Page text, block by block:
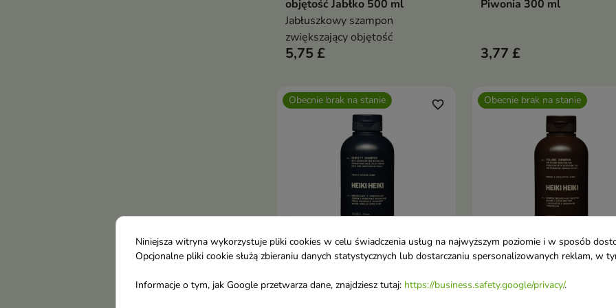
objętość Jabłko 500 ml
Jabłuszkowy szampon
zwiększający objętość
5,75 £
Piwonia 300 ml
3,77 £
Obecnie brak na stanie
Pokaż szczegóły
favorite_border
Heiki Heiki Density Szampon
Obecnie brak na stanie
Pokaż szczegóły
Heiki Heiki Volume
Niniejsza witryna wykorzystuje pliki cookies w celu świadczenia usług na najwyższym poziomie i w sposób
Opcjonalne pliki cookie służą zbieraniu danych statystycznych lub dostarczaniu spersonalizowanych reklam, w
Informacje o tym, jak Google przetwarza dane, znajdziesz tutaj: https://business.safety.google/privacy/.